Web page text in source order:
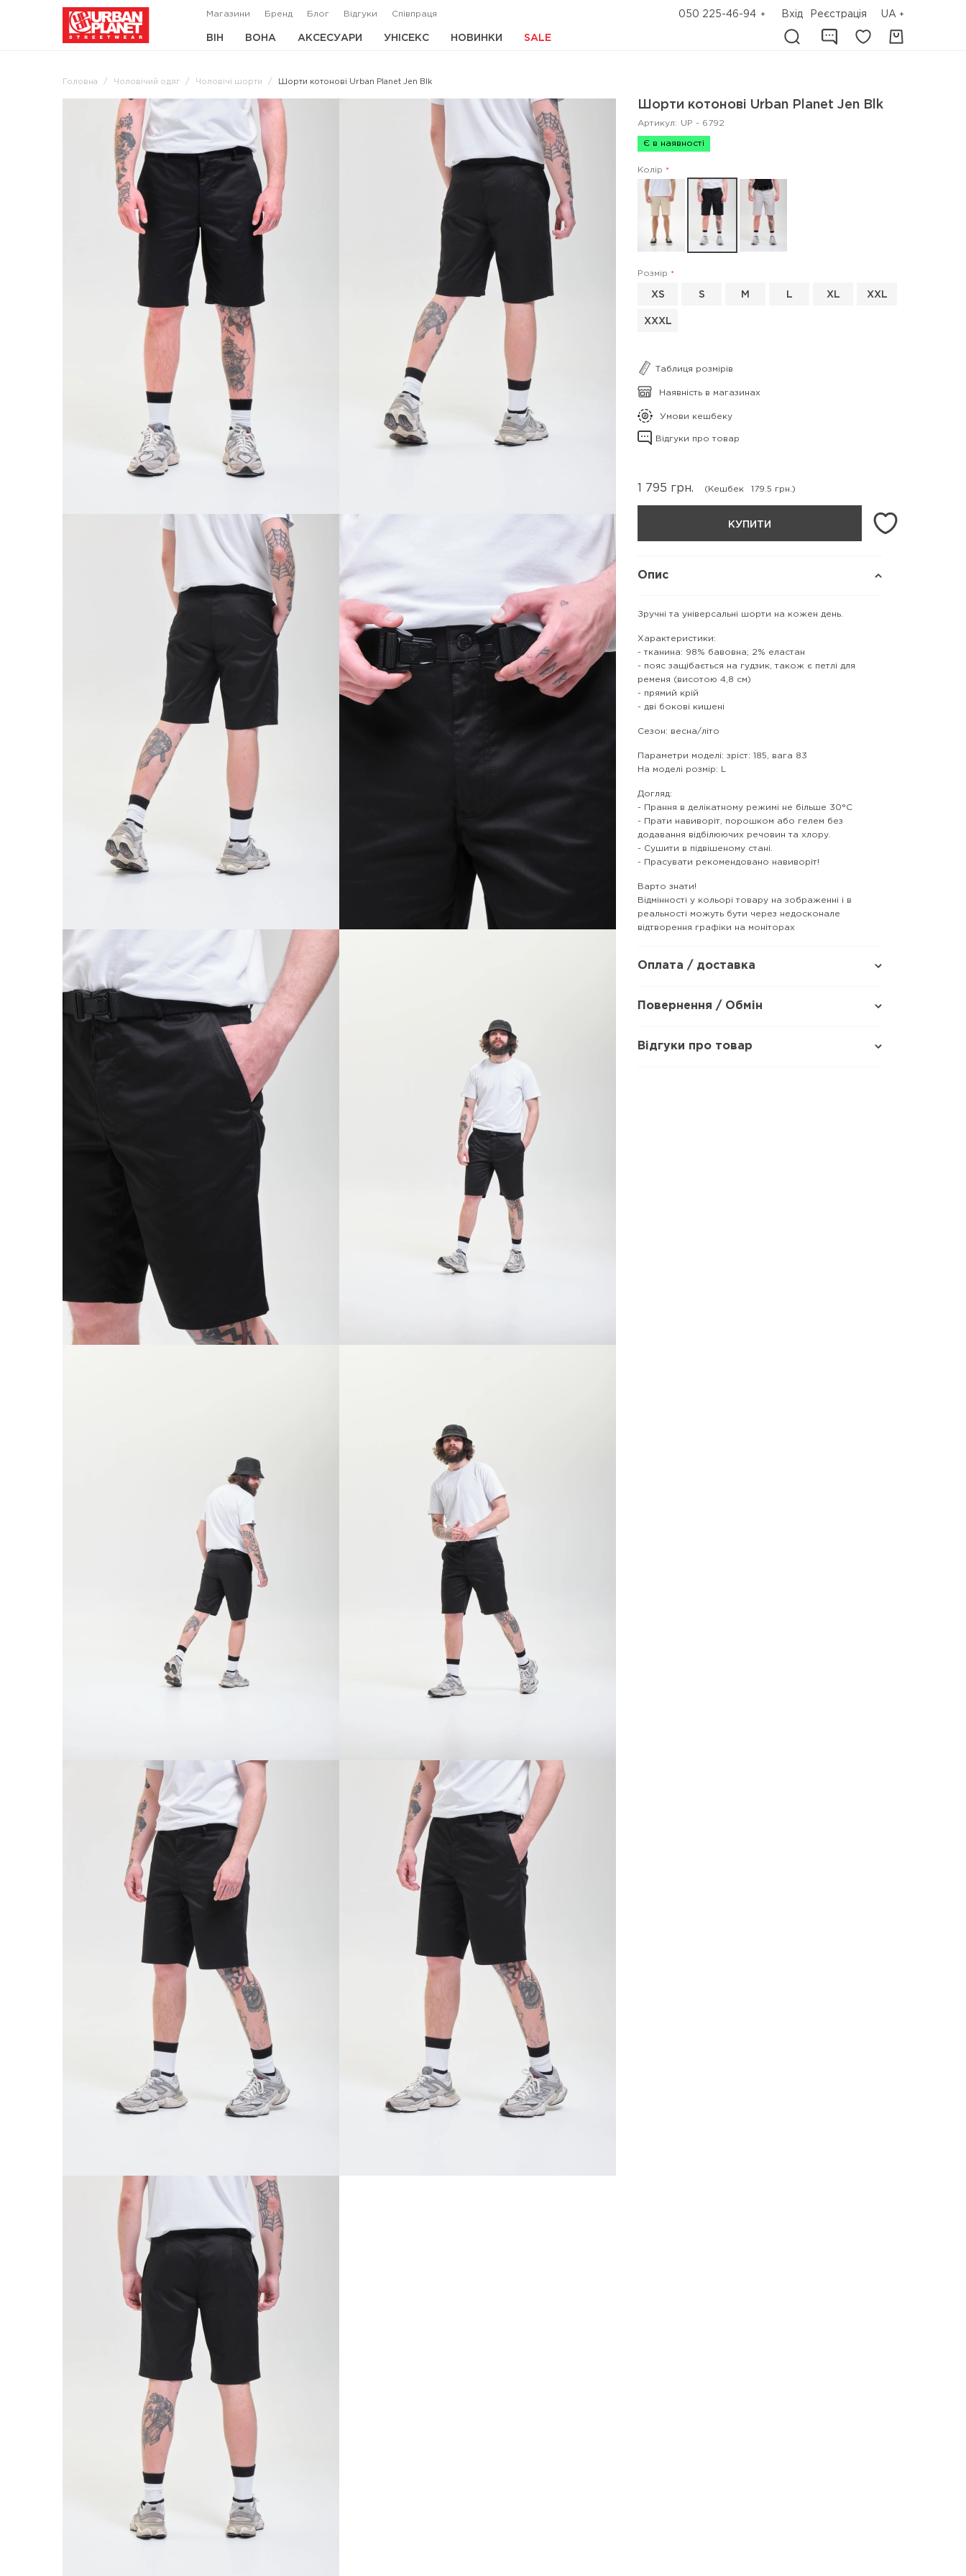
Магазини Бренд Блог Відгуки Співпраця 050 225-46-94 Вхід Реєстрація UA
ВІН ВОНА АКСЕСУАРИ УНІСЕКС НОВИНКИ SALE
Головна Чоловічий одяг Чоловічі шорти Шорти котонові Urban Planet Jen Blk
Шорти котонові Urban Planet Jen Blk
Артикул: UP - 6792
Є в наявності
Колір
Розмір
XS S M L XL XXL
XXXL
Таблиця розмірів
Наявність в магазинах
Умови кешбеку
Відгуки про товар
1 795 грн. (Кешбек 179.5 грн.)
КУПИТИ
Опис
Зручні та універсальні шорти на кожен день.
Характеристики:
- тканина: 98% бавовна; 2% еластан
- пояс защібається на гудзик, також є петлі для
ременя (висотою 4,8 см)
- прямий крій
- дві бокові кишені
Сезон: весна/літо
Параметри моделі: зріст: 185, вага 83
На моделі розмір: L
Догляд:
- Прання в делікатному режимі не більше 30°C
- Прати навиворіт, порошком або гелем без
додавання відбілюючих речовин та хлору.
- Сушити в підвішеному стані.
- Прасувати рекомендовано навиворіт!
Варто знати!
Відмінності у кольорі товару на зображенні і в
реальності можуть бути через недосконале
відтворення графіки на моніторах
Оплата / доставка
Повернення / Обмін
Відгуки про товар